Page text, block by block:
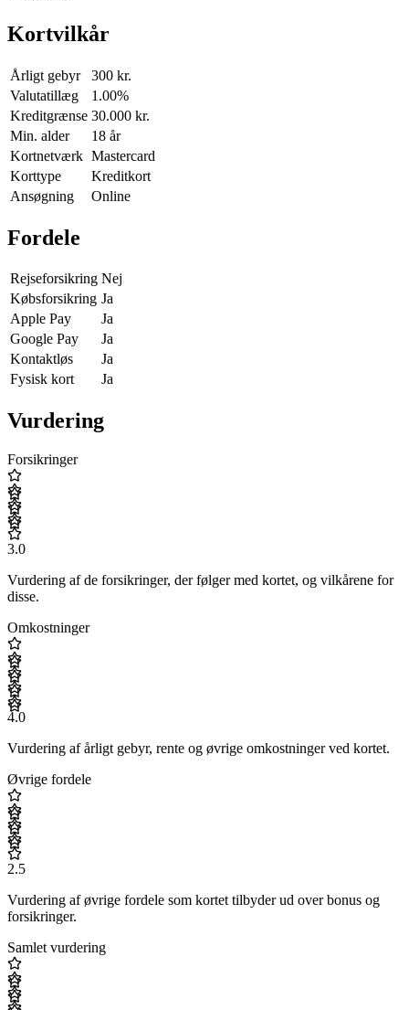
Kortvilkår
Årligt gebyr
300 kr.
Valutatillæg
1.00%
Kreditgrænse 30.000 kr.
Min. alder
18 år
Kortnetværk Mastercard
Korttype
Kreditkort
Ansøgning
Online
Fordele
Rejseforsikring Nej
Købsforsikring Ja
Apple Pay
Ja
Google Pay
Ja
Kontaktløs
Ja
Fysisk kort
Ja
Vurdering
Forsikringer
3.0
Vurdering af de forsikringer, der følger med kortet, og vilkårene for
disse.
Omkostninger
4.0
Vurdering af årligt gebyr, rente og øvrige omkostninger ved kortet.
Øvrige fordele
2.5
Vurdering af øvrige fordele som kortet tilbyder ud over bonus og
forsikringer.
Samlet vurdering